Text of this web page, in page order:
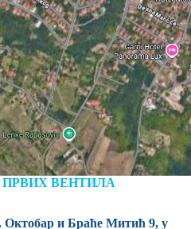
ВЕНТИЛА
Октобар и Браће Митић 9, у